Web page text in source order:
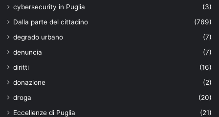
cybersecurity in Puglia
(3)
Dalla parte del cittadino
(769)
degrado urbano
(7)
denuncia
(7)
diritti
(16)
donazione
(2)
droga
(20)
Eccellenze di Puglia
(21)